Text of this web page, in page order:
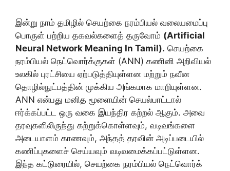
இன்று நாம் தமிழில் செயற்கை நரம்பியல் வலையமைப்பு
பொருள் பற்றிய தகவல்களைத் தருவோம் (Artificial
Neural Network Meaning In Tamil). செயற்கை
நரம்பியல் நெட்வொர்க்குகள் (ANN) கணினி அறிவியல்
உலகில் புரட்சியை ஏற்படுத்தியுள்ளன மற்றும் நவீன
தொழில்நுட்பத்தின் முக்கிய அங்கமாக மாறியுள்ளன.
ANN என்பது மனித மூளையின் செயல்பாட்டால்
ஈர்க்கப்பட்ட ஒரு வகை இயந்திர கற்றல் ஆகும். அவை
தரவுகளிலிருந்து கற்றுக்கொள்ளவும், வடிவங்களை
அடையாளம் காணவும், அந்தத் தரவின் அடிப்படையில்
கணிப்புகளைச் செய்யவும் வடிவமைக்கப்பட்டுள்ளன.
இந்த கட்டுரையில், செயற்கை நரம்பியல் நெட்வொர்க்